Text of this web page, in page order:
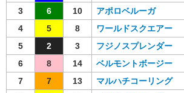
3
6 10 アポロベルーガ
4
5 8 ワールドスクエアー
5
2 3 フジノスプレンダー
6
8 14 ベルモントボージー
7
7 13 マルハチコーリング